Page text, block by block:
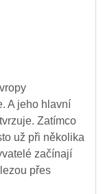
A jeho hlavní
Zatímco
už při několika
začínají
přes